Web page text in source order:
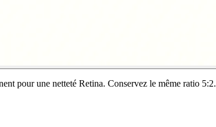
pour une netteté Retina. Conservez le même ratio 5:2.